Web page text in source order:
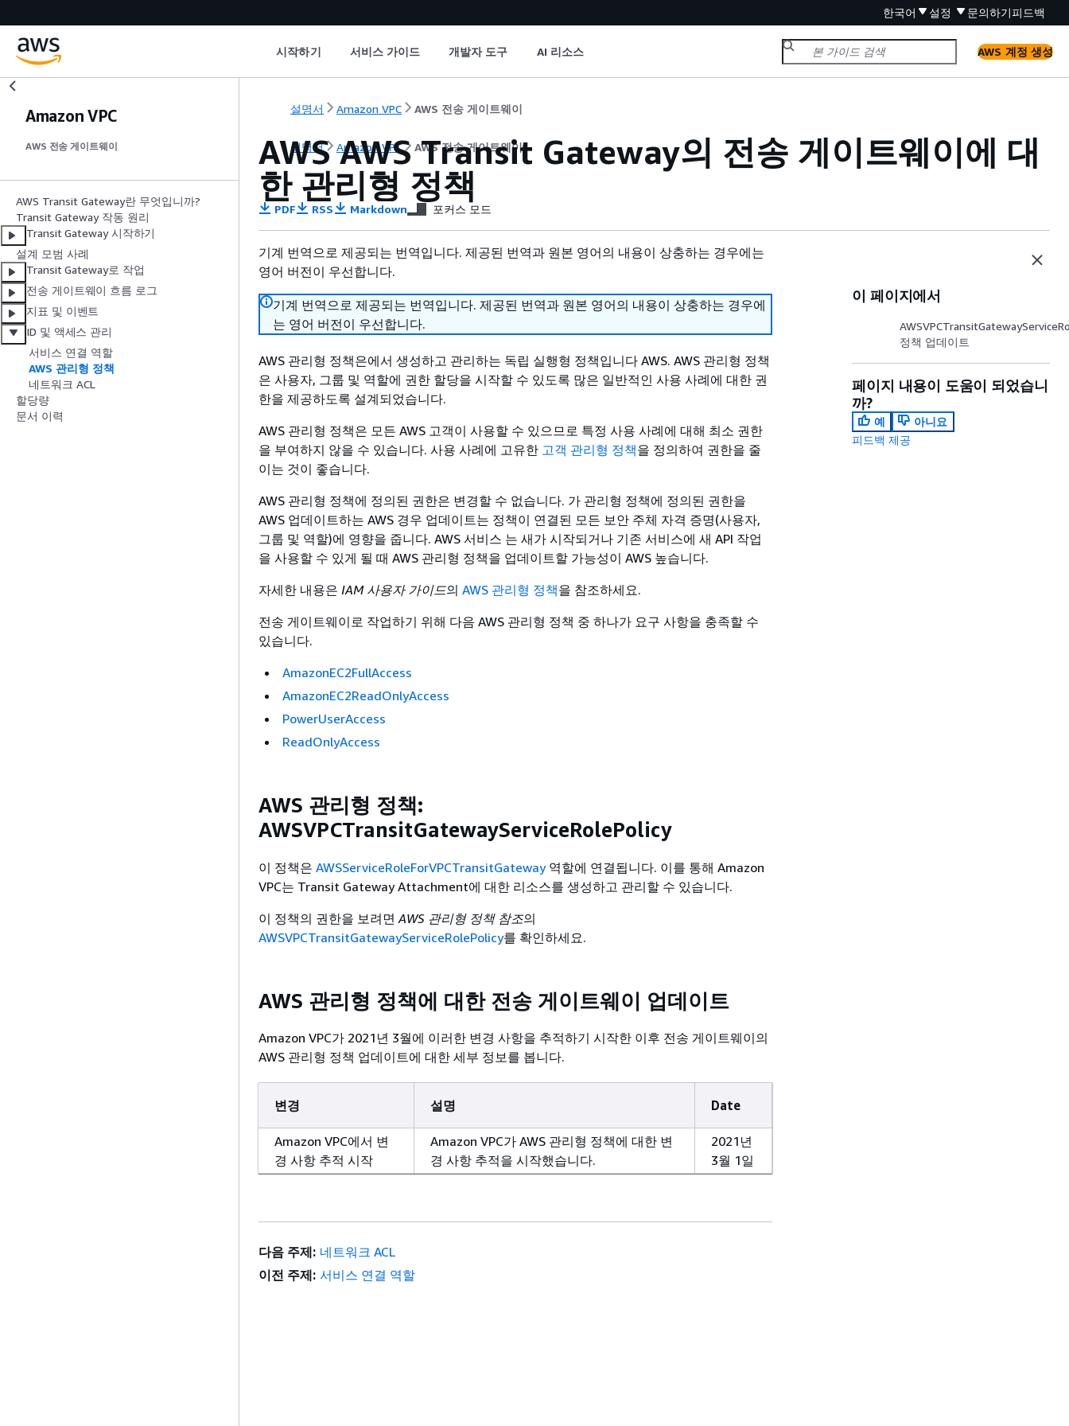
한국어 설정 문의하기피드백
시작하기 서비스 가이드 개발자 도구 AI 리소스 AWS 계정 생성
Amazon VPC
AWS 전송 게이트웨이
AWS Transit Gateway란 무엇입니까?
Transit Gateway 작동 원리
Transit Gateway 시작하기
설계 모범 사례
Transit Gateway로 작업
전송 게이트웨이 흐름 로그
지표 및 이벤트
ID 및 액세스 관리
서비스 연결 역할
AWS 관리형 정책
네트워크 ACL
할당량
문서 이력
설명서 Amazon VPC AWS 전송 게이트웨이
설명서 Amazon VPC AWS 전송 게이트웨이
AWS AWS Transit Gateway의 전송 게이트웨이에 대
한 관리형 정책
PDF RSS Markdown 포커스 모드
기계 번역으로 제공되는 번역입니다. 제공된 번역과 원본 영어의 내용이 상충하는 경우에는
영어 버전이 우선합니다.
기계 번역으로 제공되는 번역입니다. 제공된 번역과 원본 영어의 내용이 상충하는 경우에
는 영어 버전이 우선합니다.
AWS 관리형 정책은에서 생성하고 관리하는 독립 실행형 정책입니다 AWS. AWS 관리형 정책
은 사용자, 그룹 및 역할에 권한 할당을 시작할 수 있도록 많은 일반적인 사용 사례에 대한 권
한을 제공하도록 설계되었습니다.
AWS 관리형 정책은 모든 AWS 고객이 사용할 수 있으므로 특정 사용 사례에 대해 최소 권한
을 부여하지 않을 수 있습니다. 사용 사례에 고유한 고객 관리형 정책을 정의하여 권한을 줄
이는 것이 좋습니다.
AWS 관리형 정책에 정의된 권한은 변경할 수 없습니다. 가 관리형 정책에 정의된 권한을
AWS 업데이트하는 AWS 경우 업데이트는 정책이 연결된 모든 보안 주체 자격 증명(사용자,
그룹 및 역할)에 영향을 줍니다. AWS 서비스 는 새가 시작되거나 기존 서비스에 새 API 작업
을 사용할 수 있게 될 때 AWS 관리형 정책을 업데이트할 가능성이 AWS 높습니다.
자세한 내용은 IAM 사용자 가이드의 AWS 관리형 정책을 참조하세요.
전송 게이트웨이로 작업하기 위해 다음 AWS 관리형 정책 중 하나가 요구 사항을 충족할 수
있습니다.
AmazonEC2FullAccess
AmazonEC2ReadOnlyAccess
PowerUserAccess
ReadOnlyAccess
AWS 관리형 정책:
AWSVPCTransitGatewayServiceRolePolicy
이 정책은 AWSServiceRoleForVPCTransitGateway역할에 연결됩니다. 이를 통해 Amazon
VPC는 Transit Gateway Attachment에 대한 리소스를 생성하고 관리할 수 있습니다.
이 정책의 권한을 보려면 AWS 관리형 정책 참조의
AWSVPCTransitGatewayServiceRolePolicy를 확인하세요.
AWS 관리형 정책에 대한 전송 게이트웨이 업데이트
Amazon VPC가 2021년 3월에 이러한 변경 사항을 추적하기 시작한 이후 전송 게이트웨이의
AWS 관리형 정책 업데이트에 대한 세부 정보를 봅니다.
변경 설명 Date
Amazon VPC에서 변
경 사항 추적 시작
Amazon VPC가 AWS 관리형 정책에 대한 변
경 사항 추적을 시작했습니다.
2021년
3월 1일
이 페이지에서
정책 업데이트
페이지 내용이 도움이 되었습니
까?
예
아니요
피드백 제공
다음 주제: 네트워크 ACL
이전 주제: 서비스 연결 역할